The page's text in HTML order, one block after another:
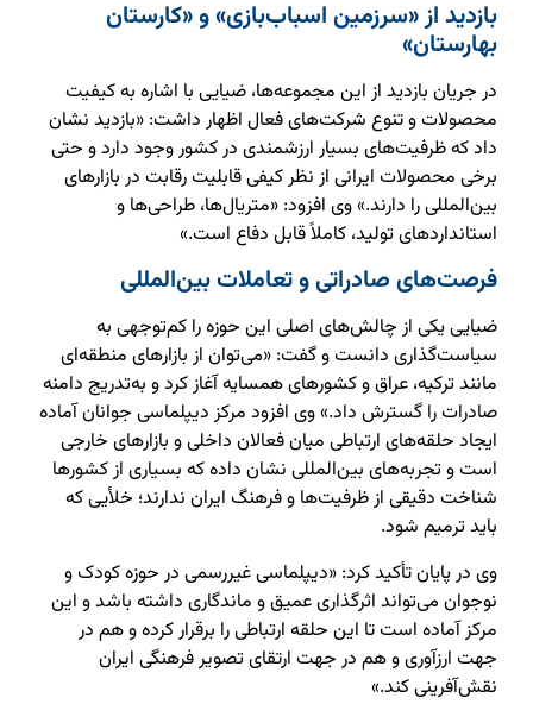
بازدید از «سرزمین اسباب‌بازی» و «کارستان
بهارستان»
در جریان بازدید از این مجموعه‌ها، ضیایی با اشاره به کیفیت
محصولات و تنوع شرکت‌های فعال اظهار داشت: «بازدید نشان
داد که ظرفیت‌های بسیار ارزشمندی در کشور وجود دارد و حتی
برخی محصولات ایرانی از نظر کیفی قابلیت رقابت در بازارهای
بین‌المللی را دارند.» وی افزود: «متریال‌ها، طراحی‌ها و
استانداردهای تولید، کاملاً قابل دفاع است.»
فرصت‌های صادراتی و تعاملات بین‌المللی
ضیایی یکی از چالش‌های اصلی این حوزه را کم‌توجهی به
سیاست‌گذاری دانست و گفت: «می‌توان از بازارهای منطقه‌ای
مانند ترکیه، عراق و کشورهای همسایه آغاز کرد و به‌تدریج دامنه
صادرات را گسترش داد.» وی افزود مرکز دیپلماسی جوانان آماده
ایجاد حلقه‌های ارتباطی میان فعالان داخلی و بازارهای خارجی
است و تجربه‌های بین‌المللی نشان داده که بسیاری از کشورها
شناخت دقیقی از ظرفیت‌ها و فرهنگ ایران ندارند؛ خلأیی که
باید ترمیم شود.
وی در پایان تأکید کرد: «دیپلماسی غیررسمی در حوزه کودک و
نوجوان می‌تواند اثرگذاری عمیق و ماندگاری داشته باشد و این
مرکز آماده است تا این حلقه ارتباطی را برقرار کرده و هم در
جهت ارزآوری و هم در جهت ارتقای تصویر فرهنگی ایران
نقش‌آفرینی کند.»